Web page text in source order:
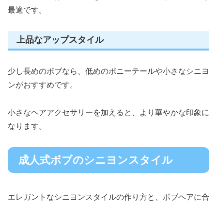
最適です。
上品なアップスタイル
少し長めのボブなら、低めのポニーテールや小さなシニヨ
ンがおすすめです。
小さなヘアアクセサリーを加えると、より華やかな印象に
なります。
成人式ボブのシニヨンスタイル
エレガントなシニヨンスタイルの作り方と、ボブヘアに合